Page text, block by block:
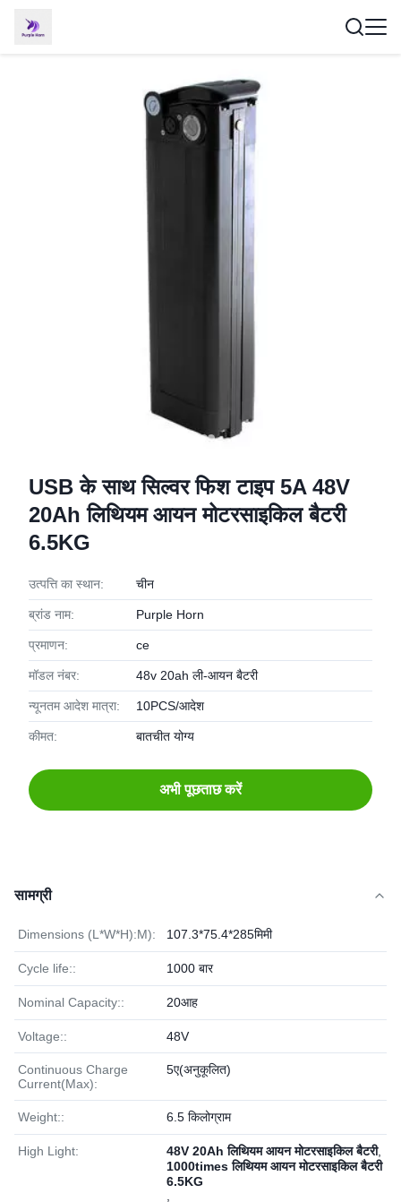
USB के साथ सिल्वर फिश टाइप 5A 48V
20Ah लिथियम आयन मोटरसाइकिल बैटरी
6.5KG
उत्पत्ति का स्थान: चीन
ब्रांड नाम: Purple Horn
प्रमाणन: ce
मॉडल नंबर: 48v 20ah ली-आयन बैटरी
न्यूनतम आदेश मात्रा: 10PCS/आदेश
कीमत: बातचीत योग्य
अभी पूछताछ करें
सामग्री
Dimensions (L*W*H):M): 107.3*75.4*285मिमी
Cycle life:: 1000 बार
Nominal Capacity:: 20आह
Voltage:: 48V
Continuous Charge
Current(Max):
5ए(अनुकूलित)
Weight:: 6.5 किलोग्राम
High Light: 48V 20Ah लिथियम आयन मोटरसाइकिल बैटरी,
1000times लिथियम आयन मोटरसाइकिल बैटरी
6.5KG